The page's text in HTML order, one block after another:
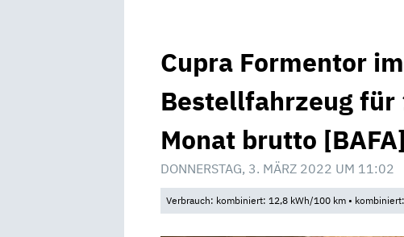
Cupra Formentor
Bestellfahrzeug für
Monat brutto [BAFA]
DONNERSTAG, 3. MÄRZ 2022 UM 11:02
Verbrauch: kombiniert: 12,8 kWh/100 km •